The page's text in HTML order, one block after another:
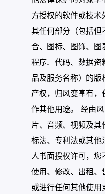
方授权的软件或技术
其任何部分（包括但
合、图标、图饰、图
程序、代码、数据资
品及服务名称）的版
产权，归风变享有，
作其他用途。 经由
片、音频、视频及其
标法、专利法或其他
人书面授权许可，
使用、修改、出租、
或进行任何其他使用